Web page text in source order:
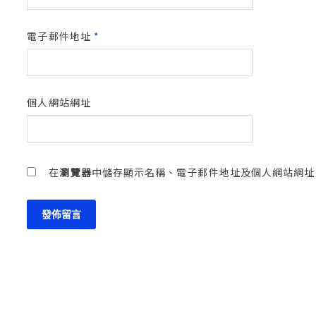
電子郵件地址 *
個人網站網址
在瀏覽器中儲存顯示名稱、電子郵件地址及個人網站網